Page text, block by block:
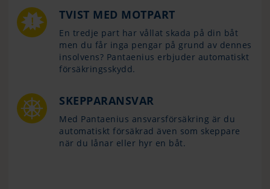
TVIST MED MOTPART
En tredje part har vållat skada på din båt
men du får inga pengar på grund av dennes
insolvens? Pantaenius erbjuder automatiskt
försäkringsskydd.
SKEPPARANSVAR
Med Pantaenius ansvarsförsäkring är du
automatiskt försäkrad även som skeppare
när du lånar eller hyr en båt.